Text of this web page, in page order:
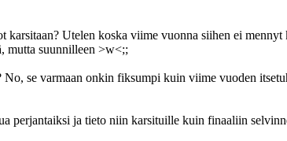
karsitaan? Utelen koska viime vuonna siihen ei
mutta suunnilleen >w<;;
No, se varmaan onkin fiksumpi kuin viime vuoden
perjantaiksi ja tieto niin karsituille kuin finaaliin